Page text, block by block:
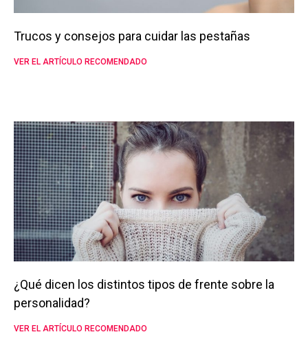
Trucos y consejos para cuidar las pestañas
VER EL ARTÍCULO RECOMENDADO
¿Qué dicen los distintos tipos de frente sobre la
personalidad?
VER EL ARTÍCULO RECOMENDADO